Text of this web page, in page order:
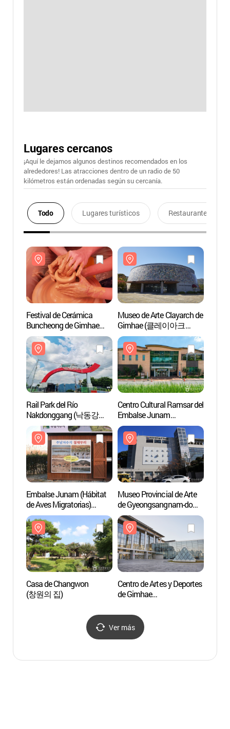
Lugares cercanos
¡Aquí le dejamos algunos destinos recomendados en los
alrededores! Las atracciones dentro de un radio de 50
kilómetros están ordenadas según su cercanía.
Todo Lugares turísticos Restaurantes
Festival de Cerámica
Buncheong de Gimhae
(김해분청도자기축제)
Museo de Arte Clayarch de
Gimhae (클레이아크
김해미술관)
Rail Park del Río
Nakdonggang (낙동강
레일파크)
Centro Cultural Ramsar del
Embalse Junam
(주남저수지
람사르문화관)
Embalse Junam (Hábitat
de Aves Migratorias)
(주남저수지(철새도래지))
Museo Provincial de Arte
de Gyeongsangnam-do
(경남도립미술관)
Casa de Changwon
(창원의 집)
Centro de Artes y Deportes
de Gimhae
Ver más